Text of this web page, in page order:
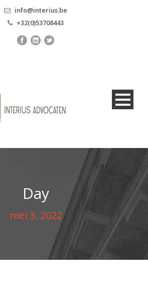
info@interius.be
+32(0)53708443
Day
mei 3, 2022